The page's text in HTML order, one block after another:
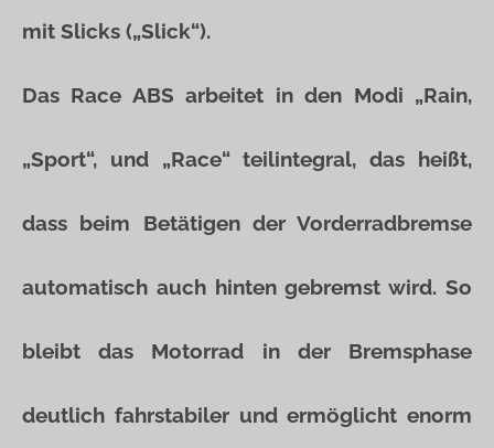
mit Slicks („Slick“).
Das Race ABS arbeitet in den Modi „Rain,
„Sport“, und „Race“ teilintegral, das heißt,
dass beim Betätigen der Vorderradbremse
automatisch auch hinten gebremst wird. So
bleibt das Motorrad in der Bremsphase
deutlich fahrstabiler und ermöglicht enorm